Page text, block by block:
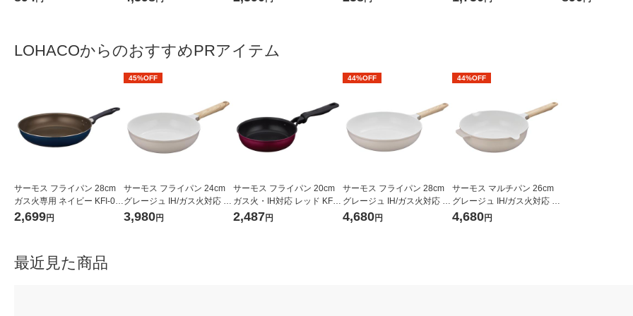
LOHACOからのおすすめPRアイテム
サーモス フライパン 28cm
ガス火専用 ネイビー KFI-02
8 NVY 1個
2,699円
45%OFF
サーモス フライパン 24cm
グレージュ IH/ガス火対応 K
FO-024 GG 1個 深型設計 軽
3,980円
サーモス フライパン 20cm
ガス火・IH対応 レッド KFM-
020 R1個
2,487円
44%OFF
サーモス フライパン 28cm
グレージュ IH/ガス火対応 K
FO-028 GG 1個 深型設計 軽
4,680円
44%OFF
サーモス マルチパン 26cm
グレージュ IH/ガス火対応 K
FOー026W GG1個 深型設計
4,680円
最近見た商品